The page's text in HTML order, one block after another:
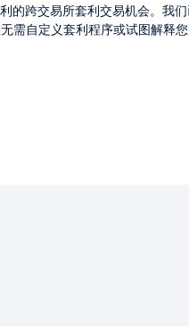
的跨交易所套利交易机会。我
需自定义套利程序或试图解释